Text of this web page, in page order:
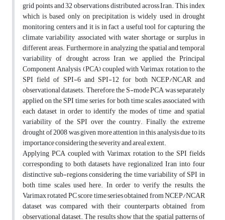
grid points and 32 observations distributed across Iran. This index
which is based only on precipitation is widely used in drought
monitoring centers and it is in fact a useful tool for capturing the
climate variability associated with water shortage or surplus in
different areas. Furthermore, in analyzing the spatial and temporal
variability of drought across Iran, we applied the Principal
Component Analysis (PCA) coupled with Varimax rotation to the
SPI field of SPI-6 and SPI-12 for both NCEP/NCAR and
observational datasets. Therefore, the S-mode PCA was separately
applied on the SPI time series for both time scales associated with
each dataset in order to identify the modes of time and spatial
variability of the SPI over the country. Finally, the extreme
drought of 2008 was given more attention in this analysis due to its
importance considering the severity and areal extent.
Applying PCA coupled with Varimax rotation to the SPI fields
corresponding to both datasets have regionalized Iran into four
distinctive sub-regions considering the time variability of SPI in
both time scales used here. In order to verify the results, the
Varimax rotated PC score time series obtained from NCEP/NCAR
dataset was compared with their counterparts obtained from
observational dataset. The results show that the spatial patterns of